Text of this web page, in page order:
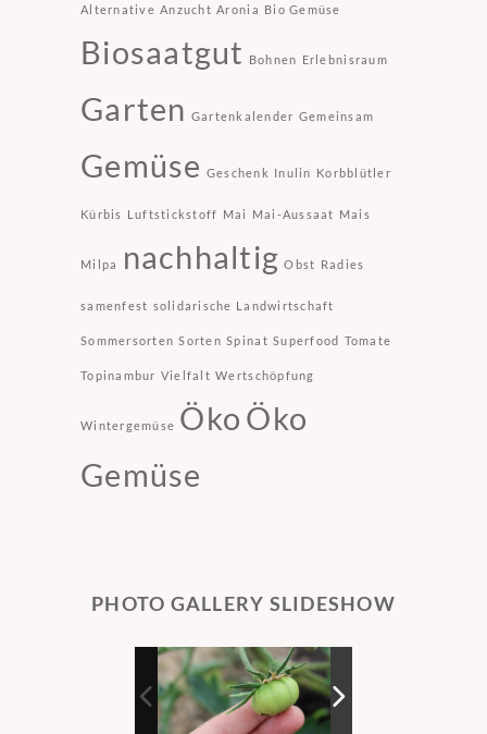
Alternative Anzucht Aronia Bio Gemüse
Biosaatgut Bohnen Erlebnisraum
Garten Gartenkalender Gemeinsam
Gemüse Geschenk Inulin Korbblütler
Kürbis Luftstickstoff Mai Mai-Aussaat Mais
Milpa nachhaltig Obst Radies
samenfest solidarische Landwirtschaft
Sommersorten Sorten Spinat Superfood Tomate
Topinambur Vielfalt Wertschöpfung
Wintergemüse Öko Öko
Gemüse
PHOTO GALLERY SLIDESHOW